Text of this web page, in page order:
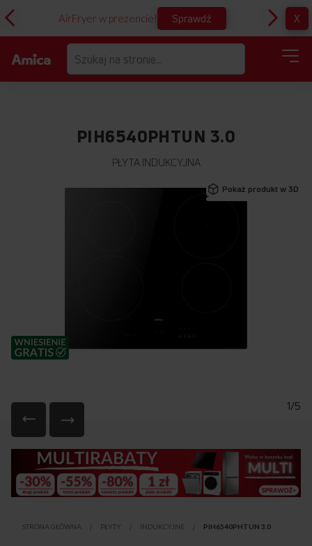
AirFryer w prezencie! Sprawdź X
PIH6540PHTUN 3.0
PŁYTA INDUKCYJNA
Pokaż produkt w 3D
1/5
początek
galerii
STRONA GŁÓWNA PŁYTY INDUKCYJNE PIH6540PHTUN 3.0